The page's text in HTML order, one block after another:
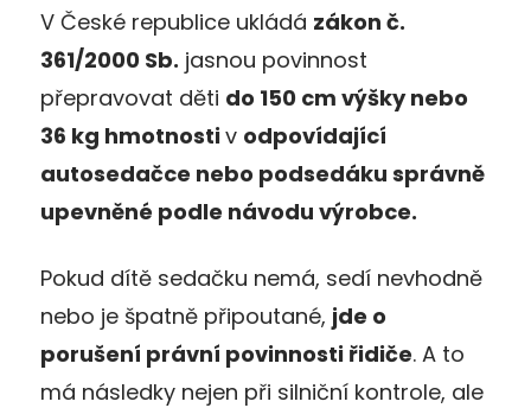
V České republice ukládá zákon č.
361/2000 Sb. jasnou povinnost
přepravovat děti do 150 cm výšky nebo
36 kg hmotnostiv odpovídající
autosedačce nebo podsedáku správně
upevněné podle návodu výrobce.
Pokud dítě sedačku nemá, sedí nevhodně
nebo je špatně připoutané, jde o
porušení právní povinnosti řidiče. A to
má následky nejen při silniční kontrole, ale